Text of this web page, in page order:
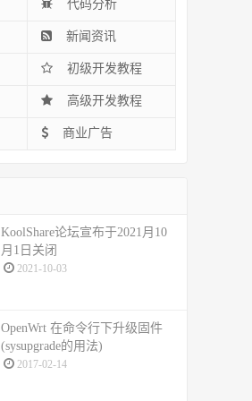
代码分析
新闻资讯
初级开发教程
高级开发教程
商业广告
KoolShare论坛宣布于2021月10
月1日关闭
2021-10-03
OpenWrt 在命令行下升级固件
(sysupgrade的用法)
2017-02-14